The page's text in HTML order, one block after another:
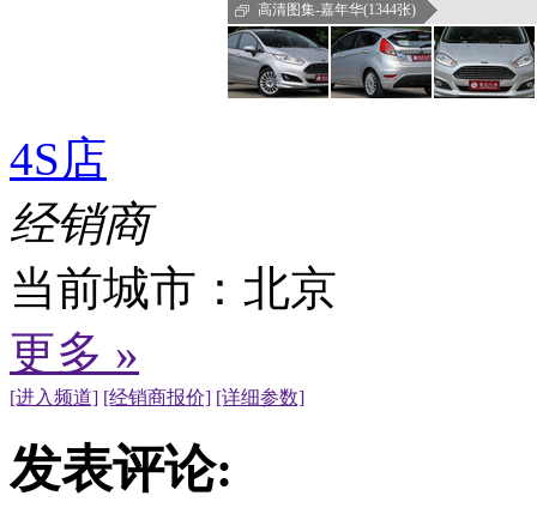
高清图集-嘉年华(1344张)
4S店
经销商
当前城市： 北京
更多 »
[进入频道] [经销商报价] [详细参数]
发表评论: